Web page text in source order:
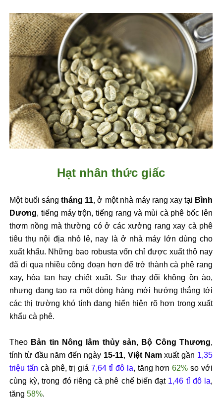
Hạt nhân thức giấc
Một buổi sángtháng 11, ở một nhà máy rang xay tại Bình
Dương, tiếng máy trộn, tiếng rang và mùi cà phê bốc lên
thơm nồng mà thường có ở các xưởng rang xay cà phê
tiêu thụ nội địa nhỏ lẻ, nay là ở nhà máy lớn dùng cho
xuất khẩu. Những bao robusta vốn chỉ được xuất thô nay
đã đi qua nhiều công đoạn hơn để trở thành cà phê rang
xay, hòa tan hay chiết xuất. Sự thay đổi không ồn ào,
nhưng đang tạo ra một dòng hàng mới hướng thẳng tới
các thị trường khó tính đang hiển hiện rõ hơn trong xuất
khẩu cà phê.
Theo Bản tin Nông lâm thủy sản, Bộ Công Thương,
tính từ đầu năm đến ngày 15-11, Việt Namxuất gần 1,35
triệu tấn cà phê, trị giá7,64 tỉ đô la, tăng hơn62% so với
cùng kỳ, trong đó riêng cà phê chế biến đạt 1,46 tỉ đô la,
tăng 58%.